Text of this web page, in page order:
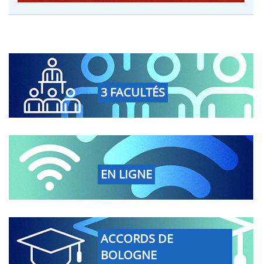
3 FACULTÉS
EN LIGNE
ACCORDS DE
BOLOGNE